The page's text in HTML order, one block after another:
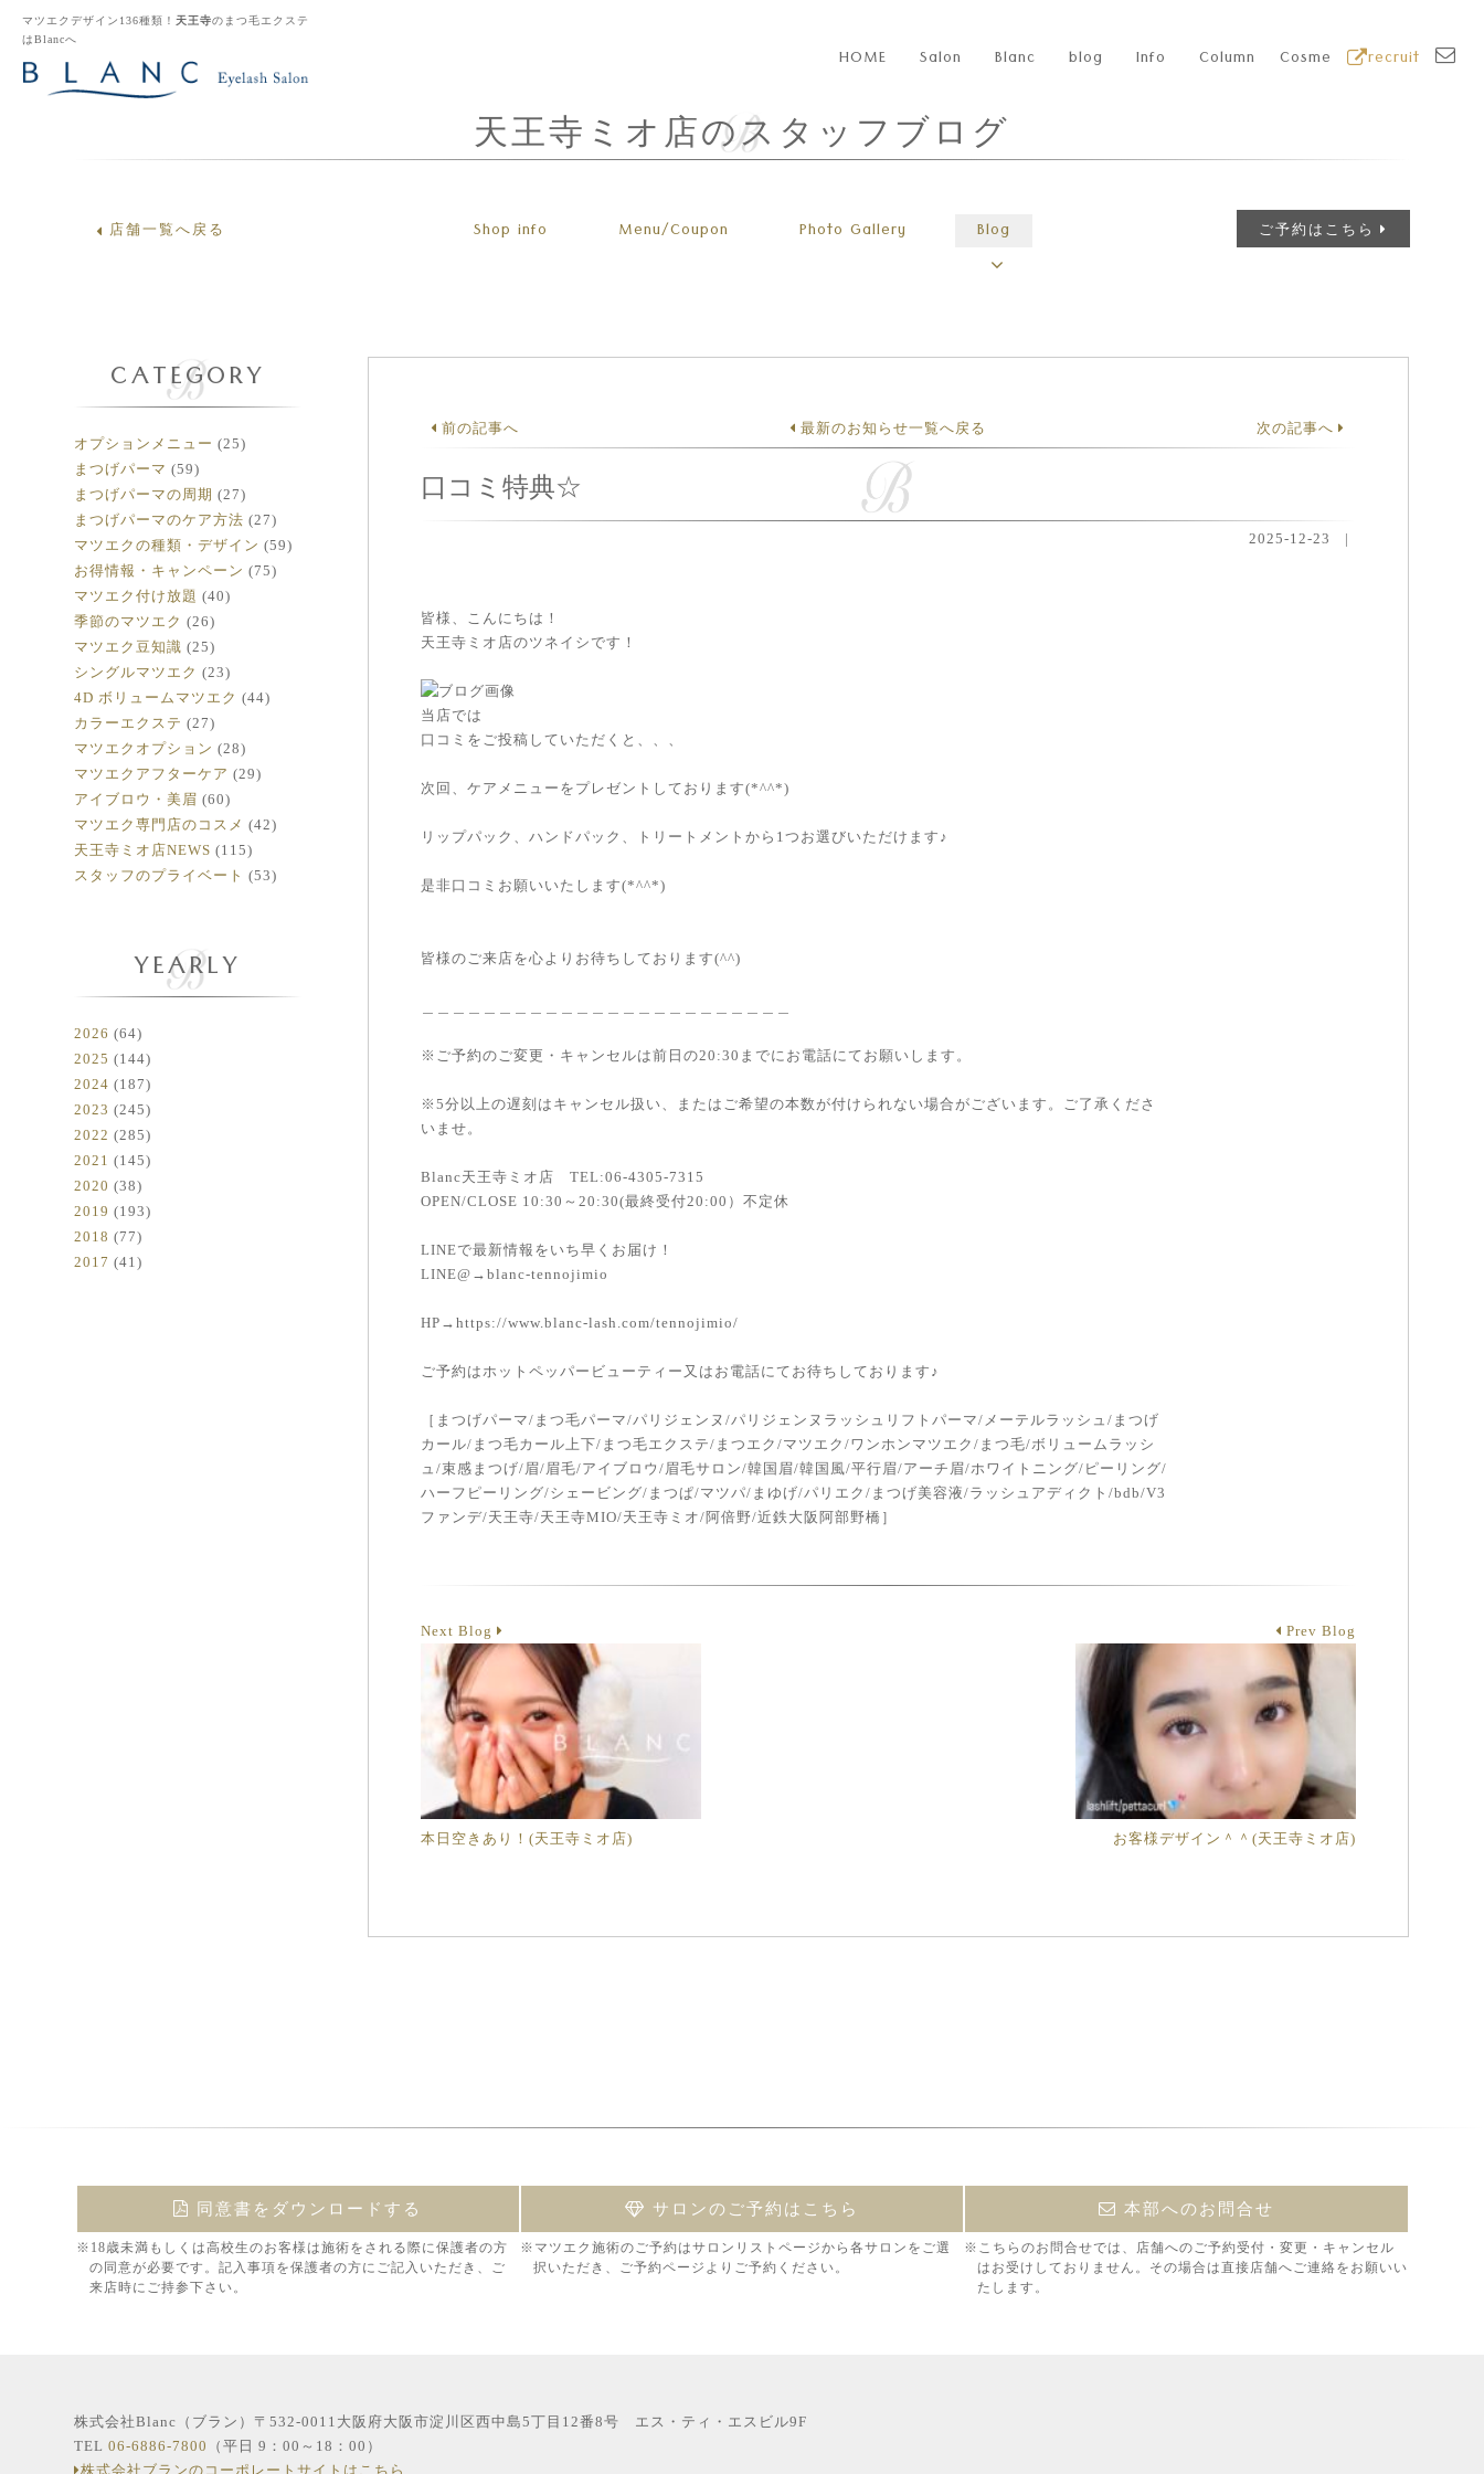
マツエクデザイン136種類！ 天王寺のまつ毛エクステ
はBlancへ
HOME Salon Blanc blog Info Column Cosme recruit
天王寺ミオ店のスタッフブログ
ご予約はこちら
店舗一覧へ戻る Shop info Menu/Coupon Photo Gallery Blog
CATEGORY
オプションメニュー (25)
まつげパーマ (59)
まつげパーマの周期 (27)
まつげパーマのケア方法 (27)
マツエクの種類・デザイン (59)
お得情報・キャンペーン (75)
マツエク付け放題 (40)
季節のマツエク (26)
マツエク豆知識 (25)
シングルマツエク (23)
4D ボリュームマツエク (44)
カラーエクステ (27)
マツエクオプション (28)
マツエクアフターケア (29)
アイブロウ・美眉 (60)
マツエク専門店のコスメ (42)
天王寺ミオ店NEWS (115)
スタッフのプライベート (53)
YEARLY
2026 (64)
2025 (144)
2024 (187)
2023 (245)
2022 (285)
2021 (145)
2020 (38)
2019 (193)
2018 (77)
2017 (41)
前の記事へ 最新のお知らせ一覧へ戻る 次の記事へ
口コミ特典☆
2025-12-23 |
皆様、こんにちは！
天王寺ミオ店のツネイシです！
当店では
口コミをご投稿していただくと、、、
次回、ケアメニューをプレゼントしております(*^^*)
リップパック、ハンドパック、トリートメントから1つお選びいただけます♪
是非口コミお願いいたします(*^^*)
皆様のご来店を心よりお待ちしております(^^)
※ご予約のご変更・キャンセルは前日の20:30までにお電話にてお願いします。
※5分以上の遅刻はキャンセル扱い、またはご希望の本数が付けられない場合がございます。ご了承くださ
いませ。
Blanc天王寺ミオ店 TEL:06-4305-7315
OPEN/CLOSE 10:30～20:30(最終受付20:00）不定休
LINEで最新情報をいち早くお届け！
LINE@→blanc-tennojimio
HP→https://www.blanc-lash.com/tennojimio/
ご予約はホットペッパービューティー又はお電話にてお待ちしております♪
［まつげパーマ/まつ毛パーマ/パリジェンヌ/パリジェンヌラッシュリフトパーマ/メーテルラッシュ/まつげ
カール/まつ毛カール上下/まつ毛エクステ/まつエク/マツエク/ワンホンマツエク/まつ毛/ボリュームラッシ
ュ/束感まつげ/眉/眉毛/アイブロウ/眉毛サロン/韓国眉/韓国風/平行眉/アーチ眉/ホワイトニング/ピーリング/
ハーフピーリング/シェービング/まつぱ/マツパ/まゆげ/パリエク/まつげ美容液/ラッシュアディクト/bdb/V3
ファンデ/天王寺/天王寺MIO/天王寺ミオ/阿倍野/近鉄大阪阿部野橋］
Prev Blog
お客様デザイン＾＾(天王寺ミオ店)
Next Blog
本日空きあり！(天王寺ミオ店)
同意書をダウンロードする
※18歳未満もしくは高校生のお客様は施術をされる際に保護者の方
の同意が必要です。記入事項を保護者の方にご記入いただき、ご
来店時にご持参下さい。
サロンのご予約はこちら
※マツエク施術のご予約はサロンリストページから各サロンをご選
択いただき、ご予約ページよりご予約ください。
本部へのお問合せ
※こちらのお問合せでは、店舗へのご予約受付・変更・キャンセル
はお受けしておりません。その場合は直接店舗へご連絡をお願いい
たします。
株式会社Blanc（ブラン）〒532-0011大阪府大阪市淀川区西中島5丁目12番8号 エス・ティ・エスビル9F
TEL06-6886-7800
（平日 9：00～18：00）
株式会社ブランのコーポレートサイトはこちら